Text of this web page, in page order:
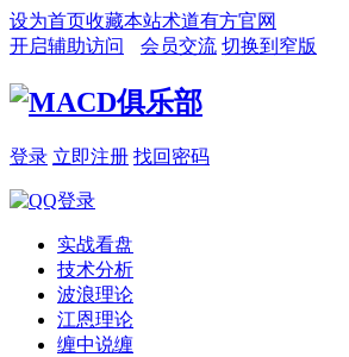
设为首页收藏本站术道有方官网
开启辅助访问
会员交流 切换到窄版
登录 立即注册 找回密码
实战看盘
技术分析
波浪理论
江恩理论
缠中说缠